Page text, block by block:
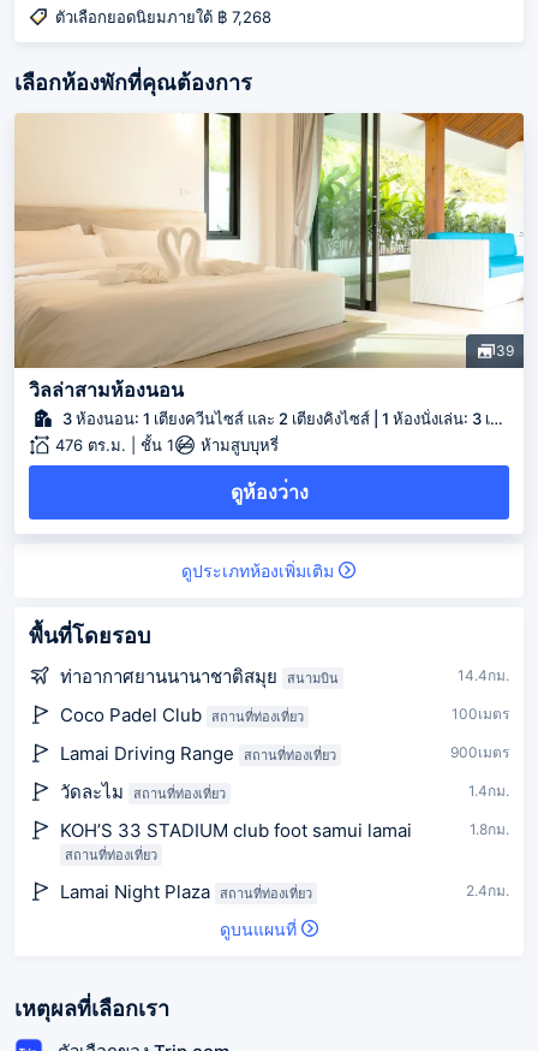
ตัวเลือกยอดนิยมภายใต้ ฿ 7,268
เลือกห้องพักที่คุณต้องการ
39
วิลล่าสามห้องนอน
3 ห้องนอน: 1 เตียงควีนไซส์ และ 2 เตียงคิงไซส์ | 1 ห้องนั่งเล่น: 3 เตียงเดี่ยว
476 ตร.ม. | ชั้น 1
ห้ามสูบบุหรี่
ดูห้องว่าง
ดูประเภทห้องเพิ่มเติม
พื้นที่โดยรอบ
ท่าอากาศยานนานาชาติสมุย สนามบิน 14.4กม.
Coco Padel Club สถานที่ท่องเที่ยว 100เมตร
Lamai Driving Range สถานที่ท่องเที่ยว 900เมตร
วัดละไม สถานที่ท่องเที่ยว 1.4กม.
KOH’S 33 STADIUM club foot samui lamai
สถานที่ท่องเที่ยว
1.8กม.
Lamai Night Plaza สถานที่ท่องเที่ยว 2.4กม.
ดูบนแผนที่
เหตุผลที่เลือกเรา